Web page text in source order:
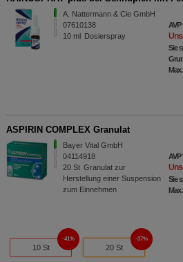
A. Nattermann & Cie GmbH
07610138
10 ml Dosierspray
AVP
Sie
ASPIRIN COMPLEX Granulat
Bayer Vital GmbH
04114918
20 St Granulat zur
Herstellung einer Suspension
zum Einnehmen
AVP
Sie
10 St
41%
20 St
37%